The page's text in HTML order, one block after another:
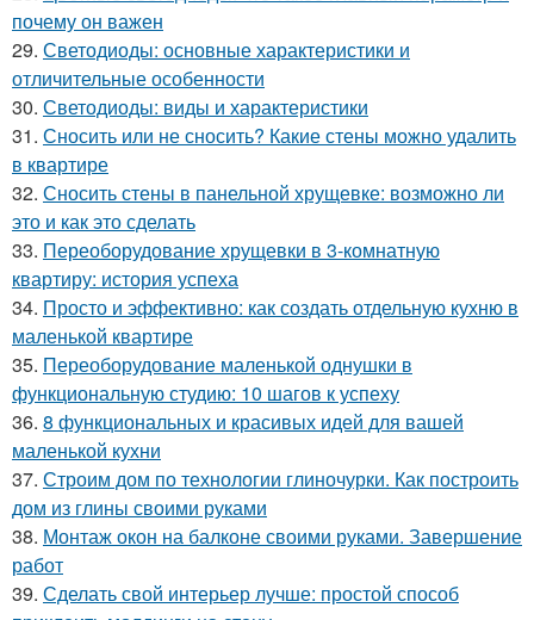
почему он важен
29. Светодиоды: основные характеристики и
отличительные особенности
30. Светодиоды: виды и характеристики
31. Сносить или не сносить? Какие стены можно удалить
в квартире
32. Сносить стены в панельной хрущевке: возможно ли
это и как это сделать
33. Переоборудование хрущевки в 3-комнатную
квартиру: история успеха
34. Просто и эффективно: как создать отдельную кухню в
маленькой квартире
35. Переоборудование маленькой однушки в
функциональную студию: 10 шагов к успеху
36. 8 функциональных и красивых идей для вашей
маленькой кухни
37. Строим дом по технологии глиночурки. Как построить
дом из глины своими руками
38. Монтаж окон на балконе своими руками. Завершение
работ
39. Сделать свой интерьер лучше: простой способ